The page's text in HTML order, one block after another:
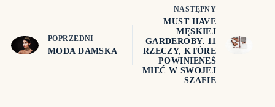
POPRZEDNI
MODA DAMSKA
NASTĘPNY
MUST HAVE
MĘSKIEJ
GARDEROBY. 11
RZECZY, KTÓRE
POWINIENEŚ
MIEĆ W SWOJEJ
SZAFIE